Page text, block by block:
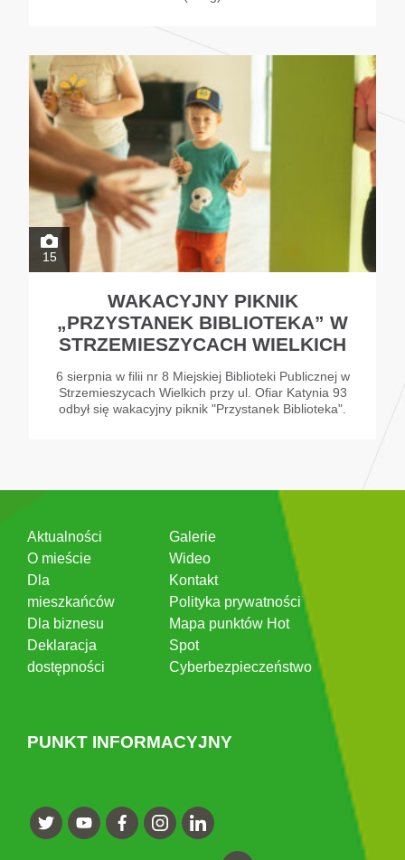
15
WAKACYJNY PIKNIK
„PRZYSTANEK BIBLIOTEKA” W
STRZEMIESZYCACH WIELKICH
6 sierpnia w filii nr 8 Miejskiej Biblioteki Publicznej w
Strzemieszycach Wielkich przy ul. Ofiar Katynia 93
odbył się wakacyjny piknik "Przystanek Biblioteka".
Aktualności
O mieście
Dla
mieszkańców
Dla biznesu
Deklaracja
dostępności
Galerie
Wideo
Kontakt
Polityka prywatności
Mapa punktów Hot
Spot
Cyberbezpieczeństwo
PUNKT INFORMACYJNY